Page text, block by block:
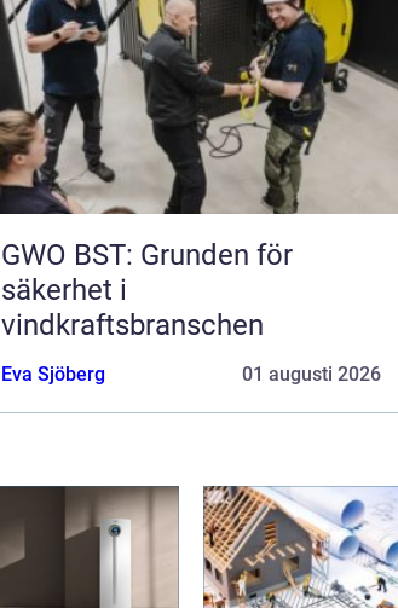
GWO BST: Grunden för
säkerhet i
vindkraftsbranschen
Eva Sjöberg 01 augusti 2026